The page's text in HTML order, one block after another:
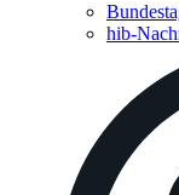
hib-